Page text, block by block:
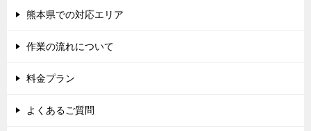
熊本県での対応エリア
作業の流れについて
料金プラン
よくあるご質問